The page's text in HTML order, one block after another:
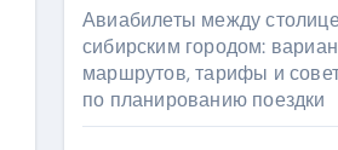
Авиабилеты между
сибирским городом:
маршрутов, тарифы и
по планированию поездки